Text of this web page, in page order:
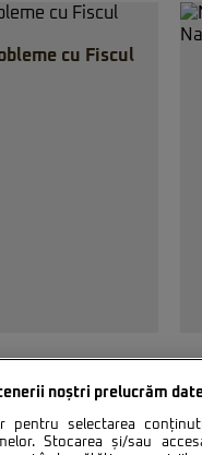
cu Fiscul
noștri prelucrăm
pentru selectarea
Stocarea și/sau